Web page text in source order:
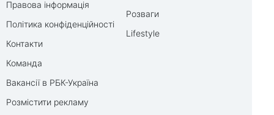
Правова інформація
Політика конфіденційності
Контакти
Команда
Вакансії в РБК-Україна
Розмістити рекламу
Розваги
Lifestyle